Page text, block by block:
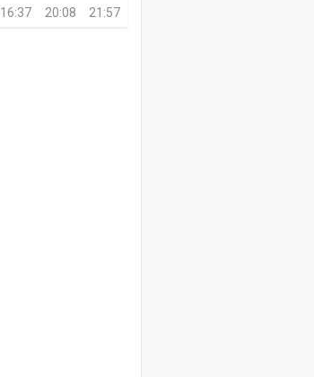
16:37 20:08 21:57